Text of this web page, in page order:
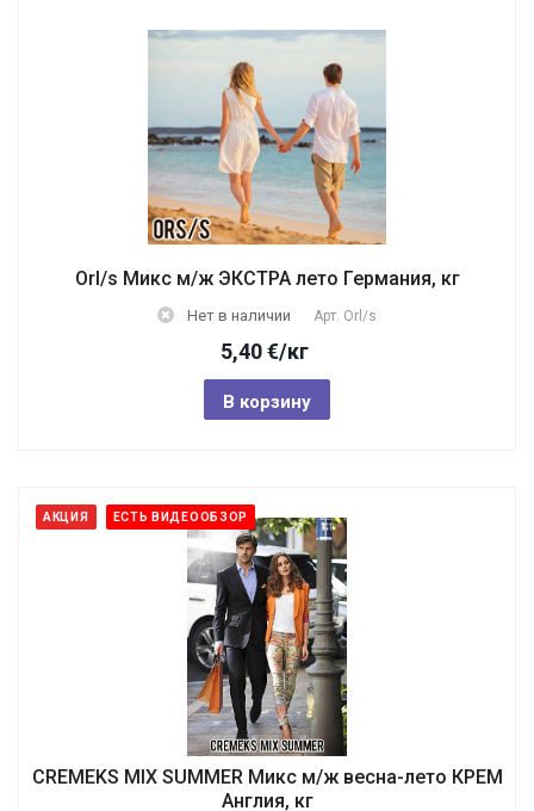
Orl/s Микс м/ж ЭКСТРА лето Германия, кг
Нет в наличии Арт. Orl/s
5,40€/кг
В корзину
АКЦИЯ ЕСТЬ ВИДЕООБЗОР
CREMEKS MIX SUMMER Микс м/ж весна-лето КРЕМ
Англия, кг